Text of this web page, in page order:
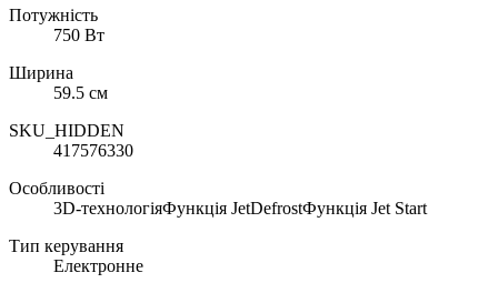
Потужність
750 Вт
Ширина
59.5 см
SKU_HIDDEN
417576330
Особливості
3D-технологіяФункція JetDefrostФункція Jet Start
Тип керування
Електронне